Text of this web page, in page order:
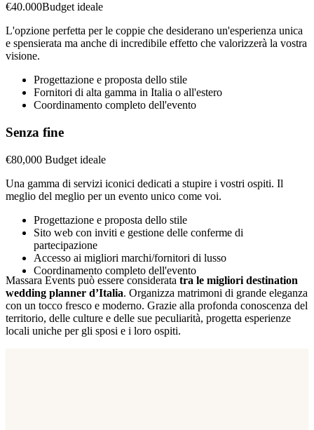
€40.000Budget ideale
L'opzione perfetta per le coppie che desiderano un'esperienza unica
e spensierata ma anche di incredibile effetto che valorizzerà la vostra
visione.
Progettazione e proposta dello stile
Fornitori di alta gamma in Italia o all'estero
Coordinamento completo dell'evento
Senza fine
€80,000 Budget ideale
Una gamma di servizi iconici dedicati a stupire i vostri ospiti. Il
meglio del meglio per un evento unico come voi.
Progettazione e proposta dello stile
Sito web con inviti e gestione delle conferme di
partecipazione
Accesso ai migliori marchi/fornitori di lusso
Coordinamento completo dell'evento
Massara Events può essere considerata tra le migliori destination
wedding planner d’Italia. Organizza matrimoni di grande eleganza
con un tocco fresco e moderno. Grazie alla profonda conoscenza del
territorio, delle culture e delle sue peculiarità, progetta esperienze
locali uniche per gli sposi e i loro ospiti.